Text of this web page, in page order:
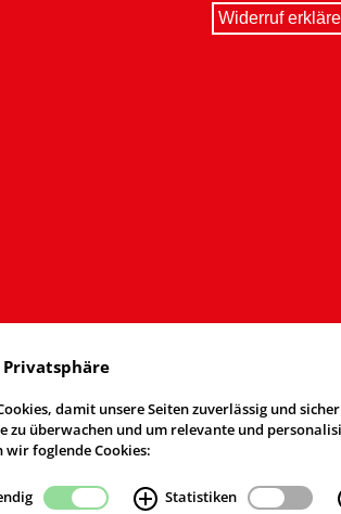
Widerruf
Privatsphäre
damit unsere Seiten zuverlässig und
zu überwachen und um relevante und
wir foglende Cookies:
Statistiken